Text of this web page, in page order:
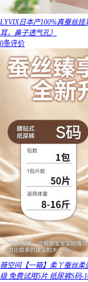
LYVIX日本产100%真蚕丝
耳，鼻子透气孔）
0条评价
薇空间【一箱】柔丫蚕丝
级 免费试用5片 纸尿裤S码-